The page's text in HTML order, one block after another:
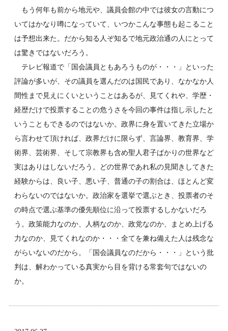
もう何年も前から地元や、議員会館の中では彼女の言動につ
いてはかなり噂になっていて、いつかこんな事態も起こること
は予想出来た。だから知る人ぞ知るで地元政治通の人にとって
は驚きではないだろう。
テレビ報道で「国会議員ともあろうものが・・・」といった
評論が多いが、その議員を選んだのは国民であり、なかなか人
間性まで見えにくいということはあるが、見てくれや、学歴・
経歴だけで投票することの危うさを今回の事件は指し示したと
いうこともできるのではないか。政界に身を置いてきた立場か
ら言わせて頂ければ、政界だけに限らず、言論界、教育界、学
術界、芸術界、そして宗教界も含め聖人君子ばかりの世界など
実はありはしないだろう。どの世界であれ私の見聞きしてきた
経験からは、良い子、悪い子、普通の子の割合は、ほとんど変
わらないのではないか。政治家を選挙で選ぶとき、投票者のそ
の時点で選ぶ基準の優先順位に沿って投票するしかないだろ
う。政策能力なのか、人柄なのか、政党なのか、まとめ上げる
力なのか、見てくれなのか・・・全てを兼ね備えた人は残念な
がらいないのだから。「国会議員なのだから・・・」という批
判は、解わかっている真実から目を背ける常套句ではないの
か。